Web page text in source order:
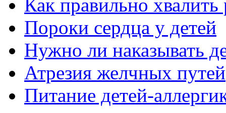
Как правильно хвалить
Пороки сердца у детей
Нужно ли наказывать
Атрезия желчных путей
Питание детей-